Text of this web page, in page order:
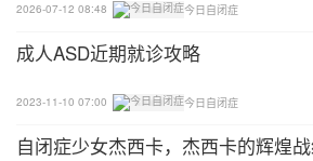
耀明对于公共汽车路线了如指掌
他都围绕公共汽车的路线，令人感
✦我们如何理解这样的行为?
2026-07-12 08:48 今日自闭症
成人ASD近期就诊攻略
2023-11-10 07:00 今日自闭症
自闭症少女杰西卡，杰西卡的辉煌